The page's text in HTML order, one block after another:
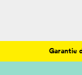
Garantie